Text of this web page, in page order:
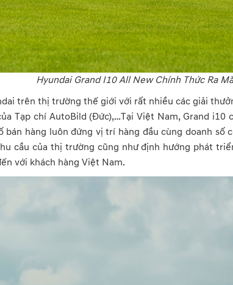
Hyundai Grand I10 All New Chính Thức Ra
trên thị trường thế giới với rất nhiều các giải
Tạp chí AutoBild (Đức),…Tại Việt Nam, Grand
hàng luôn đứng vị trí hàng đầu cùng doanh
cầu của thị trường cũng như định hướng phát
với khách hàng Việt Nam.